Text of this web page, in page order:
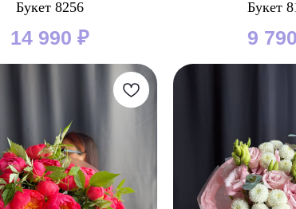
Букет 8256
14 990 ₽
Букет
9 790